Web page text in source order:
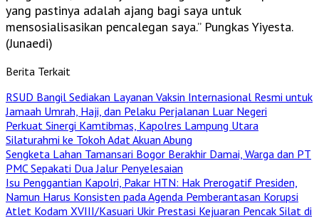
yang pastinya adalah ajang bagi saya untuk
mensosialisasikan pencalegan saya.” Pungkas Yiyesta.
(Junaedi)
Berita Terkait
RSUD Bangil Sediakan Layanan Vaksin Internasional Resmi untuk
Jamaah Umrah, Haji, dan Pelaku Perjalanan Luar Negeri
Perkuat Sinergi Kamtibmas, Kapolres Lampung Utara
Silaturahmi ke Tokoh Adat Akuan Abung
Sengketa Lahan Tamansari Bogor Berakhir Damai, Warga dan PT
PMC Sepakati Dua Jalur Penyelesaian
Isu Penggantian Kapolri, Pakar HTN: Hak Prerogatif Presiden,
Namun Harus Konsisten pada Agenda Pemberantasan Korupsi
Atlet Kodam XVIII/Kasuari Ukir Prestasi Kejuaran Pencak Silat di